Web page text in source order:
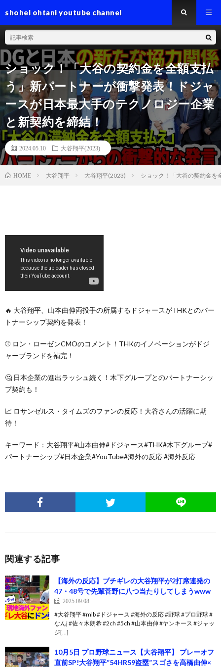
shohei ohtani youtube channel
ショック！「大谷の契約金を全額支払
う」新パートナーが衝撃発表！ドジャ
ースが日本最大手のテクノロジー企業
と新契約を締結！
2024.05.10 大谷翔平(2023)
HOME 大谷翔平 大谷翔平(2023) ショック！「大谷の契約金を
🔥 大谷翔平、山本由伸両投手の所属するドジャースがTHKとのパー
トナーシップ契約を発表！
⚾️ ロン・ローゼンCMOのコメント！THKのイノベーションがドジ
ャーブランドを補完！
🤔 日本企業の進出ラッシュ続く！木下グループとのパートナーシッ
プ契約も！
📈 ロサンゼルス・タイムズのファンの反応！大谷さんの活躍に期
待！
キーワード：大谷翔平#山本由伸#ドジャース#THK#木下グループ#
パートナーシップ#日本企業#YouTube#海外の反応 #海外反応
関連する記事
【海外の反応】ブチギレの大谷翔平が2打席連発の
47・48号で先輩菅野に八つ当たりしてしまうwww
2025.09.08
#大谷翔平 #mlb #ドジャース #海外の反応 #野球 #プロ野球 #
なんj #佐々木朗希 #2ch #5ch #山本由伸 #ヤンキース #ジャッ
ジ[…]
10月5日 プロ野球ニュース【大谷翔平】 プレーオフ
直前SP!大谷翔平”54HR59盗塁”スゴさを高橋由伸×